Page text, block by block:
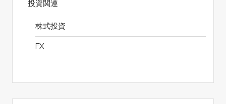
投資関連
株式投資
FX